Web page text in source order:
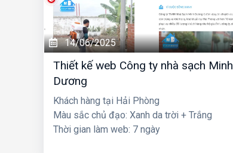
14/06/2025
Thiết kế web Công ty nhà sạch Minh
Dương
Khách hàng tại Hải Phòng
Màu sắc chủ đạo: Xanh da trời + Trắng
Thời gian làm web: 7 ngày